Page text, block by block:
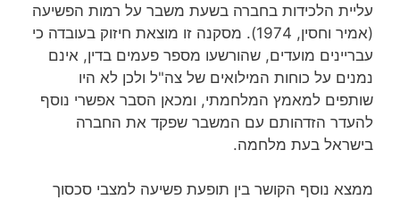
עליית הלכידות בחברה בשעת משבר על רמות הפשיעה
(אמיר וחסין, 1974). מסקנה זו מוצאת חיזוק בעובדה כי
עבריינים מועדים, שהורשעו מספר פעמים בדין, אינם
נמנים על כוחות המילואים של צה"ל ולכן לא היו
שותפים למאמץ המלחמתי, ומכאן הסבר אפשרי נוסף
להעדר הזדהותם עם המשבר שפקד את החברה
בישראל בעת מלחמה.
ממצא נוסף הקושר בין תופעת פשיעה למצבי סכסוך